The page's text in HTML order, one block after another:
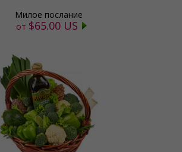
Милое послание
от $65.00 US